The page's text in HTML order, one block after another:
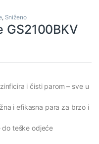
, Sniženo
GS2100BKV
i čisti parom – sve u
i efikasna para za brzo i
do teške odjeće